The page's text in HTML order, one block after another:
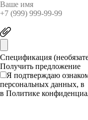
Спецификация
Я подтверждаю
персональных данных, в
в Политике